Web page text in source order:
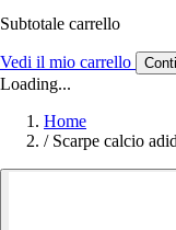
Subtotale carrello
Vedi il mio carrello
Loading...
Home
/ Scarpe calcio